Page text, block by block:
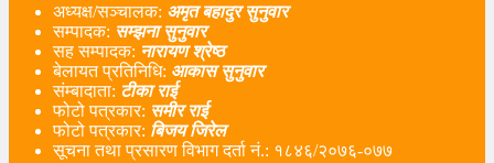
अध्यक्ष/सञ्चालक: अमृत बहादुर सुनुवार
सम्पादक: सम्झना सुनुवार
सह सम्पादक: नारायण श्रेष्ठ
बेलायत प्रतिनिधि: आकास सुनुवार
संम्बादाता: टीका राई
फोटो पत्रकार: समीर राई
फोटो पत्रकार: बिजय जिरेल
सूचना तथा प्रसारण विभाग दर्ता नं‌.: १८४६/२०७६-०७७